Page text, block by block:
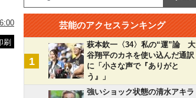
刷
芸能のアクセスランキング
1
萩本欽一〈34〉私の“運”論 大
谷翔平のカネを使い込んだ通訳
に「小さな声で『ありがと
う』」
強いショック状態の清水アキラ